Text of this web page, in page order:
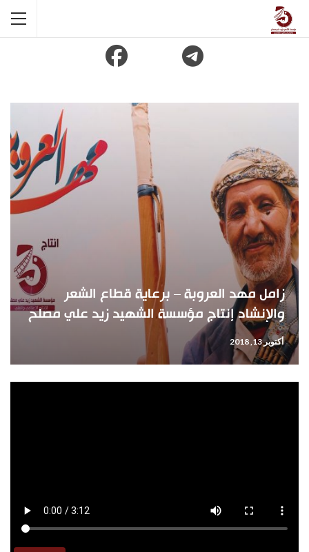
زامل مهد العروبة – برعاية قطاع الشعر
والإنشاد إنتاج مؤسسة الشهيد زيد علي مصلح
أكتوبر 13, 2018